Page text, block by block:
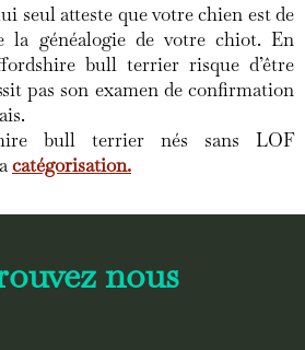
seul atteste que votre chien est de
la généalogie de votre chiot. En
bull terrier risque d’être
pas son examen de confirmation
bull terrier nés sans LOF
catégorisation.
nous